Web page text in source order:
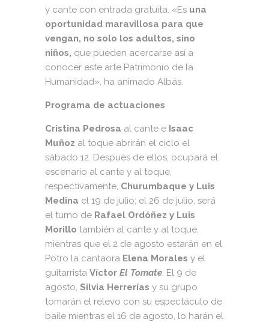
y cante con entrada gratuita. «Es una
oportunidad maravillosa para que
vengan, no solo los adultos, sino
niños, que pueden acercarse así a
conocer este arte Patrimonio de la
Humanidad», ha animado Albás.
Programa de actuaciones
Cristina Pedrosa al cante e Isaac
Muñoz al toque abrirán el ciclo el
sábado 12. Después de ellos, ocupará el
escenario al cante y al toque,
respectivamente, Churumbaque y Luis
Medina el 19 de julio; el 26 de julio, será
el turno de Rafael Ordóñez y Luis
Morillo también al cante y al toque,
mientras que el 2 de agosto estarán en el
Potro la cantaora Elena Morales y el
guitarrista Víctor El Tomate. El 9 de
agosto, Silvia Herrerías y su grupo
tomarán el relevo con su espectáculo de
baile mientras el 16 de agosto, lo harán el